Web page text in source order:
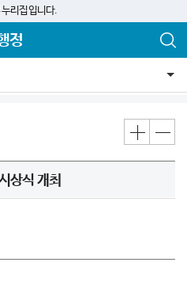
리집입니다.
정
상식 개최